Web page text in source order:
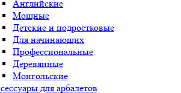
Английские
Мощные
Детские и подростковые
Для начинающих
Профессиональные
Деревянные
Монгольские
для арбалетов